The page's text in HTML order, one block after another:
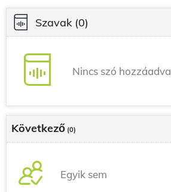
Szavak (0)
Nincs szó hozzáadva
Következő (0)
Egyik sem